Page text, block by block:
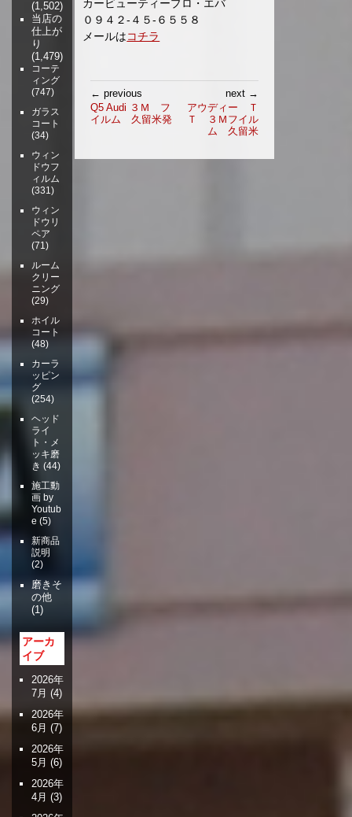
カービューティープロ・エバ
０９４２-４５-６５５８
メールはコチラ
稿
ナ
← previous
Q5 Audi ３Ｍ フ
イルム 久留米発
next →
アウディー Ｔ
Ｔ ３Ｍフイル
ム 久留米
(1,502)
当店の
仕上が
り
(1,479)
コーテ
ィング
(747)
ガラス
コート
(34)
ウィン
ドウフ
ィルム
(331)
ウィン
ドウリ
ペア
(71)
ルーム
クリー
ニング
(29)
ホイル
コート
(48)
カーラ
ッピン
グ
(254)
ヘッド
ライ
ト・メ
ッキ磨
き (44)
施工動
画 by
Youtub
e (5)
新商品
説明
(2)
磨きそ
の他
(1)
アーカ
イブ
2026年
7月 (4)
2026年
6月 (7)
2026年
5月 (6)
2026年
4月 (3)